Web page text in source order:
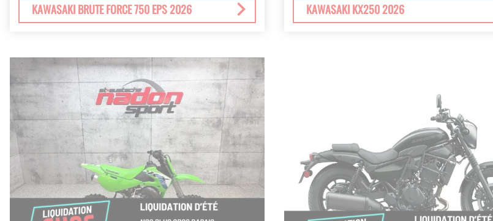
KAWASAKI BRUTE FORCE 750 EPS 2026 KAWASAKI KX250 2026